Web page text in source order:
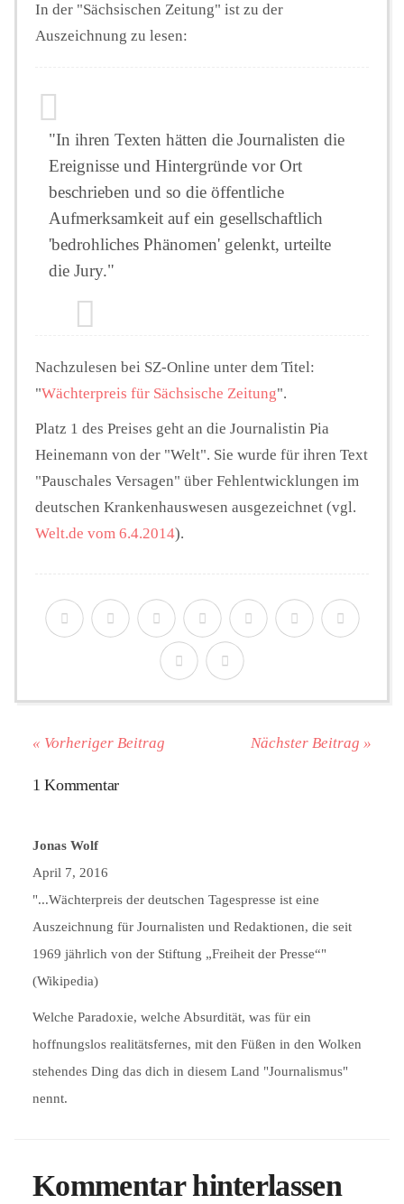
In der "Sächsischen Zeitung" ist zu der
Auszeichnung zu lesen:
"In ihren Texten hätten die Journalisten die
Ereignisse und Hintergründe vor Ort
beschrieben und so die öffentliche
Aufmerksamkeit auf ein gesellschaftlich
'bedrohliches Phänomen' gelenkt, urteilte
die Jury."
Nachzulesen bei SZ-Online unter dem Titel:
"Wächterpreis für Sächsische Zeitung".
Platz 1 des Preises geht an die Journalistin Pia
Heinemann von der "Welt". Sie wurde für ihren Text
"Pauschales Versagen" über Fehlentwicklungen im
deutschen Krankenhauswesen ausgezeichnet (vgl.
Welt.de vom 6.4.2014).
« Vorheriger Beitrag Nächster Beitrag »
1 Kommentar
Jonas Wolf
April 7, 2016
"...Wächterpreis der deutschen Tagespresse ist eine
Auszeichnung für Journalisten und Redaktionen, die seit
1969 jährlich von der Stiftung „Freiheit der Presse“"
(Wikipedia)
Welche Paradoxie, welche Absurdität, was für ein
hoffnungslos realitätsfernes, mit den Füßen in den Wolken
stehendes Ding das dich in diesem Land "Journalismus"
nennt.
Kommentar hinterlassen